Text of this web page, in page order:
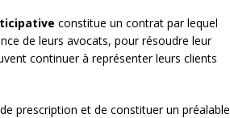
constitue un contrat par lequel
de leurs avocats, pour résoudre leur
continuer à représenter leurs clients
prescription et de constituer un préalable